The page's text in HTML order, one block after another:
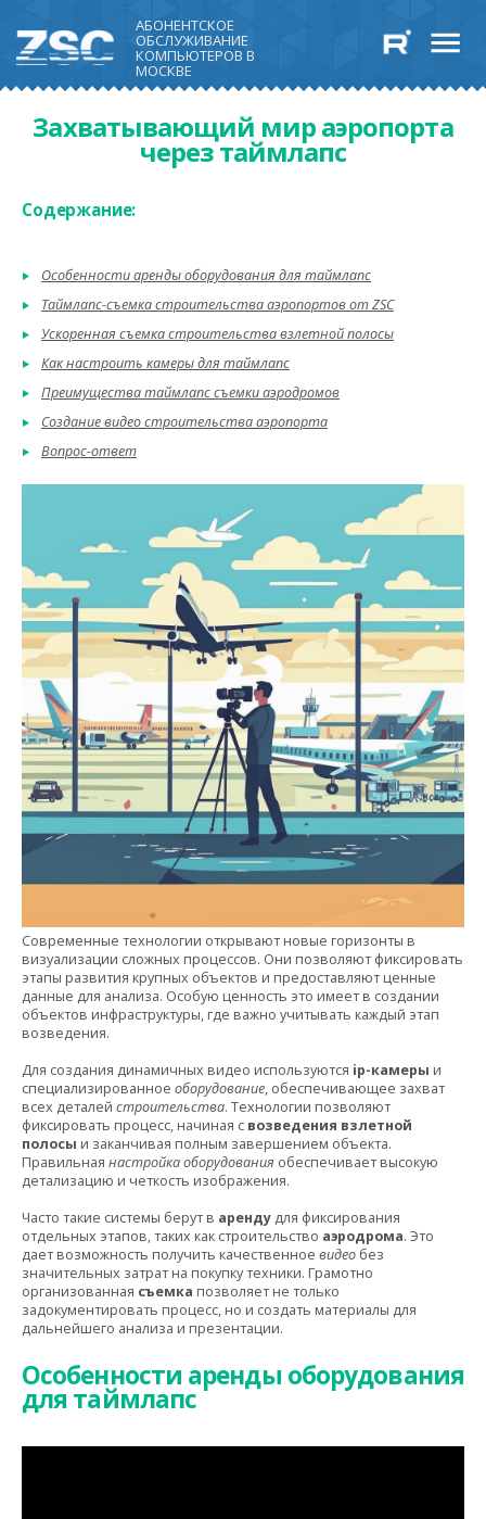
АБОНЕНТСКОЕ
ОБСЛУЖИВАНИЕ
КОМПЬЮТЕРОВ В
МОСКВЕ
Захватывающий мир аэропорта
через таймлапс
Содержание:
Особенности аренды оборудования для таймлапс
Таймлапс-съемка строительства аэропортов от ZSC
Ускоренная съемка строительства взлетной полосы
Как настроить камеры для таймлапс
Преимущества таймлапс съемки аэродромов
Создание видео строительства аэропорта
Вопрос-ответ
Современные технологии открывают новые горизонты в
визуализации сложных процессов. Они позволяют фиксировать
этапы развития крупных объектов и предоставляют ценные
данные для анализа. Особую ценность это имеет в создании
объектов инфраструктуры, где важно учитывать каждый этап
возведения.
Для создания динамичных видео используются ip-камеры и
специализированное оборудование, обеспечивающее захват
всех деталей строительства. Технологии позволяют
фиксировать процесс, начиная с возведения взлетной
полосы и заканчивая полным завершением объекта.
Правильная настройка оборудования обеспечивает высокую
детализацию и четкость изображения.
Часто такие системы берут в аренду для фиксирования
отдельных этапов, таких как строительство аэродрома. Это
дает возможность получить качественное видео без
значительных затрат на покупку техники. Грамотно
организованная съемка позволяет не только
задокументировать процесс, но и создать материалы для
дальнейшего анализа и презентации.
Особенности аренды оборудования
для таймлапс